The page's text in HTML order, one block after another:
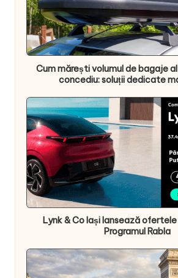
Cum mărești volumul de bagaje
concediu: soluții dedicate
Lynk & Co Iași lansează
Programul Rabla